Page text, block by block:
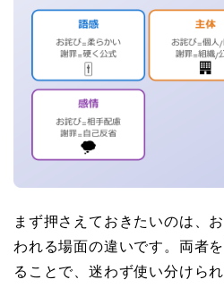
まず押さえておきたいのは、
われる場面の違いです。両者
ることで、迷わず使い分けら